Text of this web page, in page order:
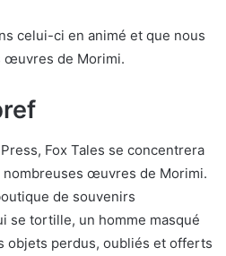
celui-ci en animé et que nous
œuvres de Morimi.
Fox Tales se concentrera
nombreuses œuvres de Morimi.
de souvenirs
se tortille, un homme masqué
objets perdus, oubliés et offerts